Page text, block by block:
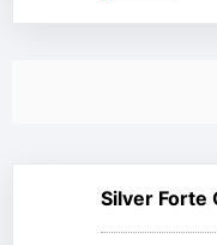
Silver Forte